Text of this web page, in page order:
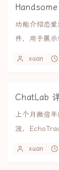
功能介绍恋
件，用于展
xuan
上个月微信
波，
xuan